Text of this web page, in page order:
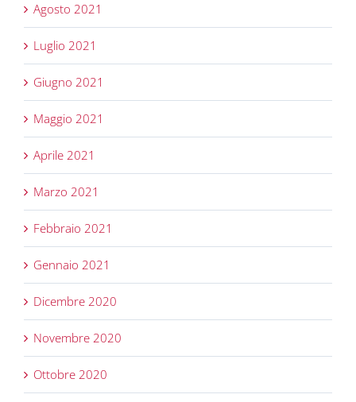
Agosto 2021
Luglio 2021
Giugno 2021
Maggio 2021
Aprile 2021
Marzo 2021
Febbraio 2021
Gennaio 2021
Dicembre 2020
Novembre 2020
Ottobre 2020